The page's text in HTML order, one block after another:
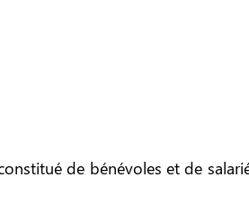
de bénévoles et de